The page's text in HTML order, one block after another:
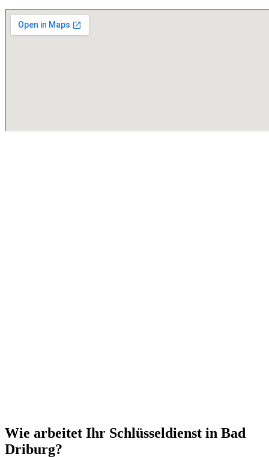
Wie arbeitet Ihr Schlüsseldienst in Bad
Driburg?